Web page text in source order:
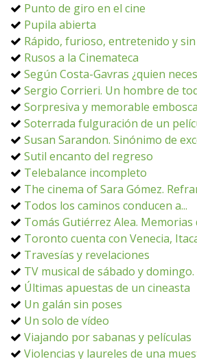
Punto de giro en el cine
Pupila abierta
Rápido, furioso, entretenido y
Rusos a la Cinemateca
Según Costa-Gavras ¿quien
Sergio Corrieri. Un hombre de
Sorpresiva y memorable
Soterrada fulguración de un
Susan Sarandon. Sinónimo de
Sutil encanto del regreso
Telebalance incompleto
The cinema of Sara Gómez.
Todos los caminos conducen a...
Tomás Gutiérrez Alea. Memorias
Toronto cuenta con Venecia,
Travesías y revelaciones
TV musical de sábado y
Últimas apuestas de un cineasta
Un galán sin poses
Un solo de vídeo
Viajando por sabanas y películas
Violencias y laureles de una